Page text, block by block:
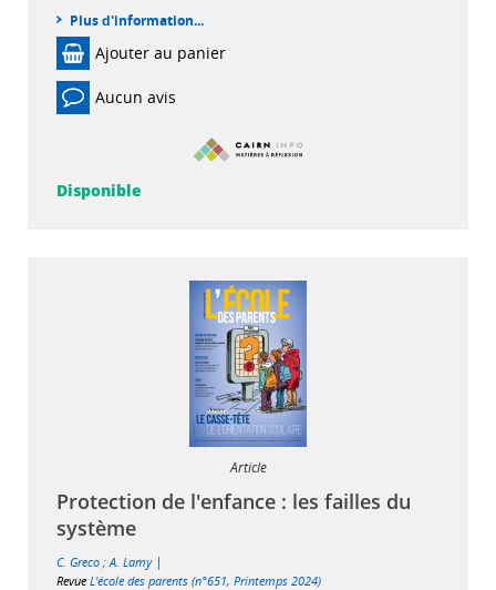
Plus d'information...
Ajouter au panier
Aucun avis
Disponible
Article
Protection de l'enfance : les failles du
système
C. Greco ; A. Lamy |
Revue L'école des parents (n°651, Printemps 2024)